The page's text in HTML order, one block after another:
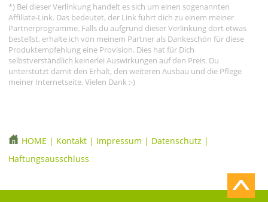
*) Bei dieser Verlinkung handelt es sich um einen sogenannten
Affiliate-Link. Das bedeutet, der Link führt dich zu einem meiner
Partnerprogramme. Falls du aufgrund dieser Verlinkung dort etwas
bestellst, erhalte ich von meinem Partner als Dankeschön für diese
Produktempfehlung eine Provision. Dies hat für Dich
selbstverständlich keinerlei Auswirkungen auf den Preis. Du
unterstützt damit den Erhalt, den weiteren Ausbau und die Pflege
meiner Internetseite. Vielen Dank :-)
HOME | Kontakt | Impressum | Datenschutz |
Haftungsausschluss